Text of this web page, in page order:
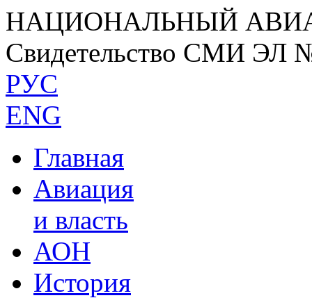
НАЦИОНАЛЬНЫЙ
Свидетельство СМИ ЭЛ
РУС
ENG
Главная
Авиация
и власть
АОН
История